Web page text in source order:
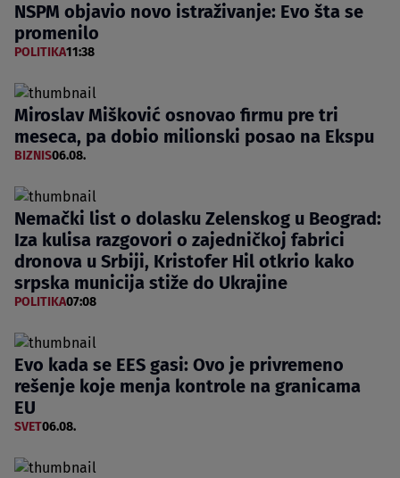
NSPM objavio novo istraživanje: Evo šta se
promenilo
POLITIKA11:38
Miroslav Mišković osnovao firmu pre tri
meseca, pa dobio milionski posao na Ekspu
BIZNIS06.08.
Nemački list o dolasku Zelenskog u Beograd:
Iza kulisa razgovori o zajedničkoj fabrici
dronova u Srbiji, Kristofer Hil otkrio kako
srpska municija stiže do Ukrajine
POLITIKA07:08
Evo kada se EES gasi: Ovo je privremeno
rešenje koje menja kontrole na granicama
EU
SVET06.08.